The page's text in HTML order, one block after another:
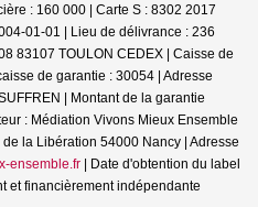
: 160 000 | Carte S : 8302 2017
01-01 | Lieu de délivrance : 236
83107 TOULON CEDEX | Caisse de
de garantie : 30054 | Adresse
| Montant de la garantie
: Médiation Vivons Mieux Ensemble
la Libération 54000 Nancy | Adresse
ensemble.fr | Date d'obtention du label
et financièrement indépendante